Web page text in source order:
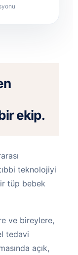
ekip.
teknolojiyi
tüp bebek
ve bireylere,
tedavi
açık,